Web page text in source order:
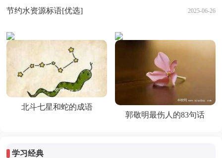
节约水资源标语[优选] 2025-06-26
北斗七星和蛇的成语
郭敬明最伤人的83句话
学习经典